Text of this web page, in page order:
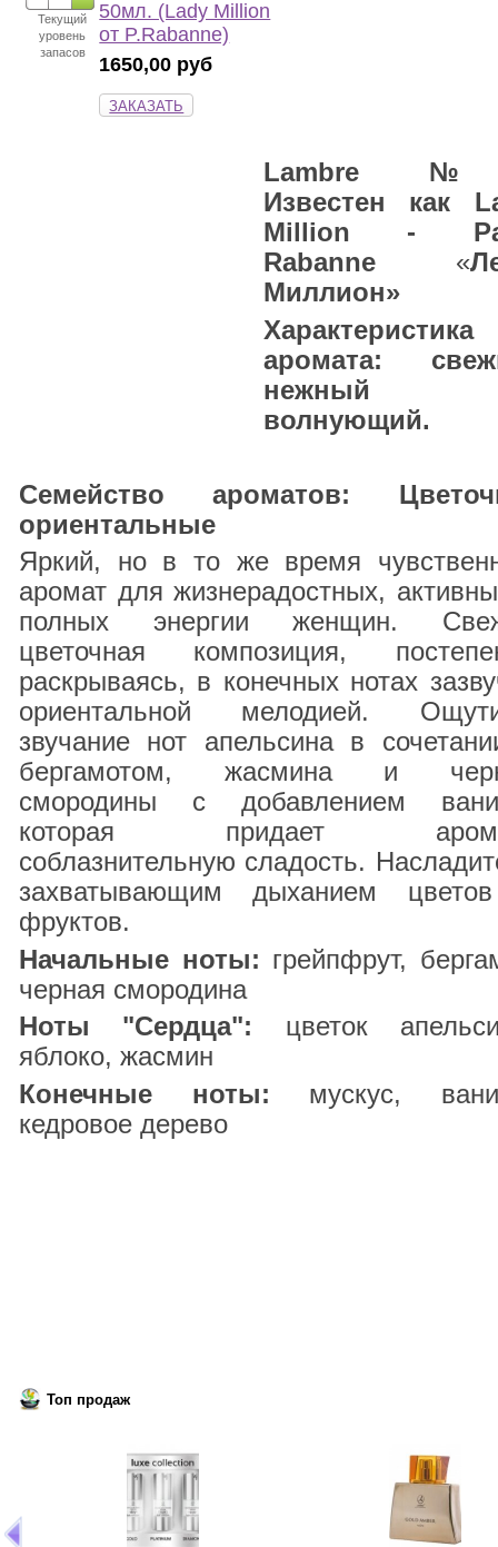
Текущий
уровень
запасов
50мл. (Lady Million
от P.Rabanne)
1650,00 руб
ЗАКАЗАТЬ
Lambre
Известен как
Million -
Rabanne «
Миллион»
Характеристика
аромата:
нежный
волнующий.
Семейство ароматов:
ориентальные
Яркий, но в то же время
аромат для жизнерадостных,
полных энергии женщин.
цветочная композиция,
раскрываясь, в конечных нотах
ориентальной мелодией.
звучание нот апельсина в
бергамотом, жасмина и
смородины с добавлением
которая придает
соблазнительную сладость.
захватывающим дыханием
фруктов.
Начальные ноты: грейпфрут,
черная смородина
Ноты "Сердца": цветок
яблоко, жасмин
Конечные ноты: мускус,
кедровое дерево
Топ продаж